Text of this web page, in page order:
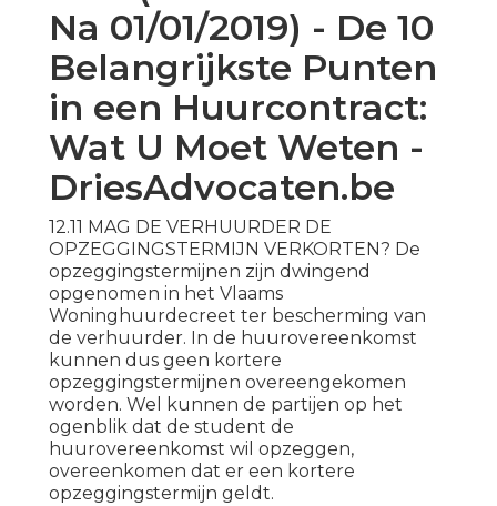
Na 01/01/2019) - De 10
Belangrijkste Punten
in een Huurcontract:
Wat U Moet Weten -
DriesAdvocaten.be
12.11 MAG DE VERHUURDER DE
OPZEGGINGSTERMIJN VERKORTEN? De
opzeggingstermijnen zijn dwingend
opgenomen in het Vlaams
Woninghuurdecreet ter bescherming van
de verhuurder. In de huurovereenkomst
kunnen dus geen kortere
opzeggingstermijnen overeengekomen
worden. Wel kunnen de partijen op het
ogenblik dat de student de
huurovereenkomst wil opzeggen,
overeenkomen dat er een kortere
opzeggingstermijn geldt.